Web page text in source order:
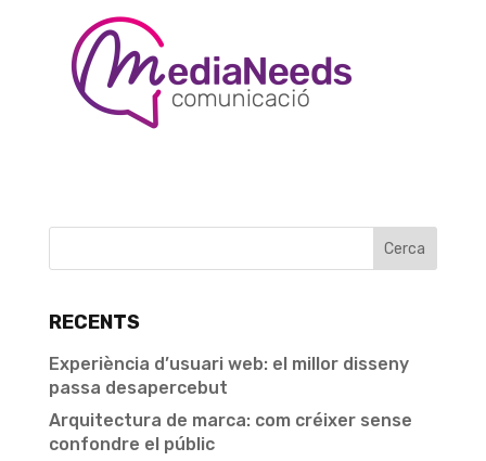
RECENTS
Experiència d’usuari web: el millor disseny
passa desapercebut
Arquitectura de marca: com créixer sense
confondre el públic